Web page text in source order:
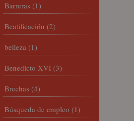
Barreras (1)
Beatificación (2)
belleza (1)
Benedicto XVI (3)
Brechas (4)
Búsqueda de empleo (1)